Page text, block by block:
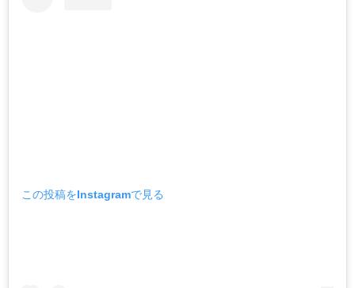
この投稿をInstagramで見る